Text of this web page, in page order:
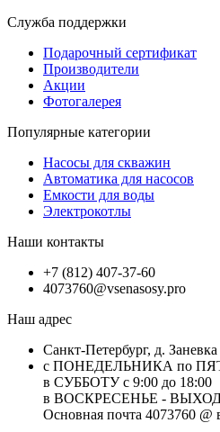
Служба поддержки
Подарочный сертификат
Производители
Акции
Фотогалерея
Популярные категории
Насосы для скважин
Автоматика для насосов
Емкости для воды
Электрокотлы
Наши контакты
+7 (812) 407-37-60
4073760@vsenasosy.pro
Наш адрес
Санкт-Петербург, д.
с ПОНЕДЕЛЬНИКА по
в СУББОТУ с 9:00 до 18:00
в ВОСКРЕСЕНЬЕ -
Основная почта 4073760 @